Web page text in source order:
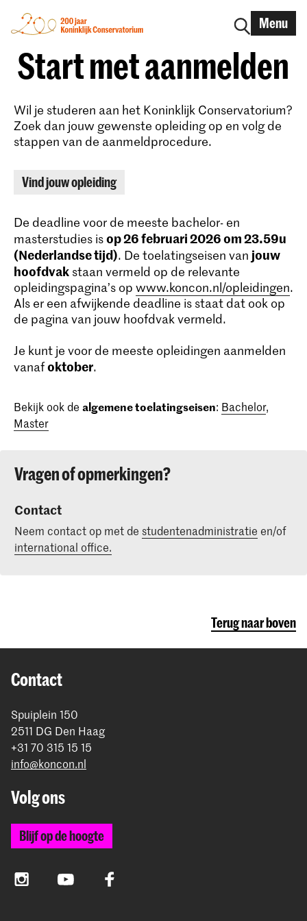
Menu
Start met aanmelden
Wil je studeren aan het Koninklijk Conservatorium?
Zoek dan jouw gewenste opleiding op en volg de
stappen van de aanmeldprocedure.
Vind jouw opleiding
De deadline voor de meeste bachelor- en
masterstudies isop 26 februari 2026 om 23.59u
(Nederlandse tijd). De toelatingseisen van jouw
hoofdvak staan vermeld op de relevante
opleidingspagina’s op www.koncon.nl/opleidingen.
Als er een afwijkende deadline is staat dat ook op
de pagina van jouw hoofdvak vermeld.
Je kunt je voor de meeste opleidingen aanmelden
vanafoktober.
Bekijk ook de algemene toelatingseisen: Bachelor,
Master
Vragen of opmerkingen?
Contact
Neem contact op met de studentenadministratie en/of
international office.
Terug naar boven
Contact
Spuiplein 150
2511 DG Den Haag
+31 70 315 15 15
info@koncon.nl
Volg ons
Blijf op de hoogte
InstagramYouTube Facebook